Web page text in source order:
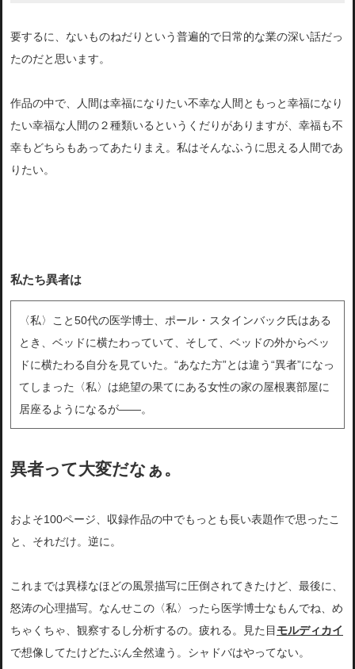
要するに、ないものねだりという普遍的で日常的な業の深い話だっ
たのだと思います。
作品の中で、人間は幸福になりたい不幸な人間ともっと幸福になり
たい幸福な人間の２種類いるというくだりがありますが、幸福も不
幸もどちらもあってあたりまえ。私はそんなふうに思える人間であ
りたい。
私たち異者は
〈私〉こと50代の医学博士、ポール・スタインバック氏はある
とき、ベッドに横たわっていて、そして、ベッドの外からベッ
ドに横たわる自分を見ていた。“あなた方”とは違う“異者”になっ
てしまった〈私〉は絶望の果てにある女性の家の屋根裏部屋に
居座るようになるが――。
異者って大変だなぁ。
およそ100ページ、収録作品の中でもっとも長い表題作で思ったこ
と、それだけ。逆に。
これまでは異様なほどの風景描写に圧倒されてきたけど、最後に、
怒涛の心理描写。なんせこの〈私〉ったら医学博士なもんでね、め
ちゃくちゃ、観察するし分析するの。疲れる。見た目 モルディカイ
で想像してたけどたぶん全然違う。シャドバはやってない。